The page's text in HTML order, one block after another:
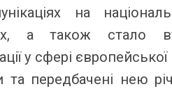
на
а також стало
у сфері європейської
та передбачені нею